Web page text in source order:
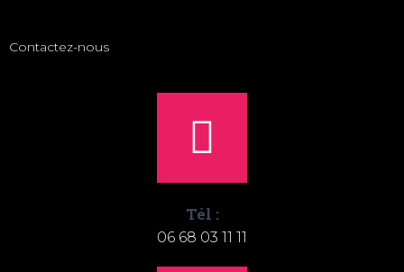
Contactez-nous
Tél :
06 68 03 11 11